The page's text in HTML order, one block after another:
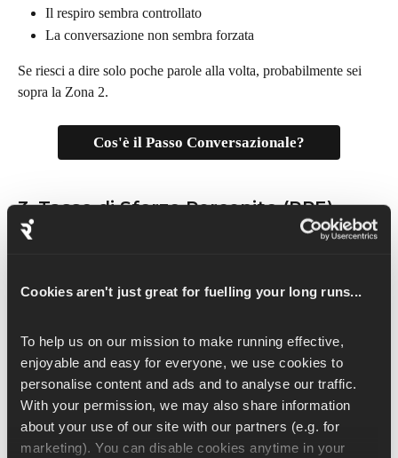
Cookies aren't just great for fuelling your long runs...
To help us on our mission to make running effective,
enjoyable and easy for everyone, we use cookies to
personalise content and ads and to analyse our traffic.
With your permission, we may also share information
about your use of our site with our partners (e.g. for
marketing). You can disable cookies anytime in your
Il respiro sembra controllato
La conversazione non sembra forzata
Se riesci a dire solo poche parole alla volta, probabilmente sei
sopra la Zona 2.
Cos'è il Passo Conversazionale?
3. Tasso di Sforzo Percepito (RPE)
Su una scala da 1 a 10, la Zona 2 si percepisce generalmente
6 o 7, probabilmente sei passato a una zona più alta, quindi
Cos'è l'RPE?
Come correre in Zona 2 senza uno
smartwatch